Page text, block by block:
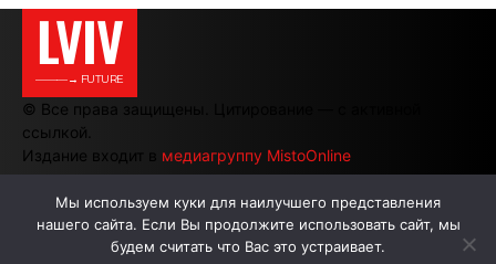
LVIV
———→ FUTURE
© Все права защищены. Цитирование — с активной
ссылкой.
Издание входит в медиагруппу MistoOnline
АВТОРЫ РЕКЛАМА НА САЙТЕ
Мы используем куки для наилучшего представления
нашего сайта. Если Вы продолжите использовать сайт, мы
будем считать что Вас это устраивает.